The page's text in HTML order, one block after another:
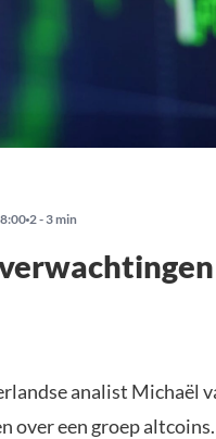
2 - 3 min
analist Michaël
over een groep